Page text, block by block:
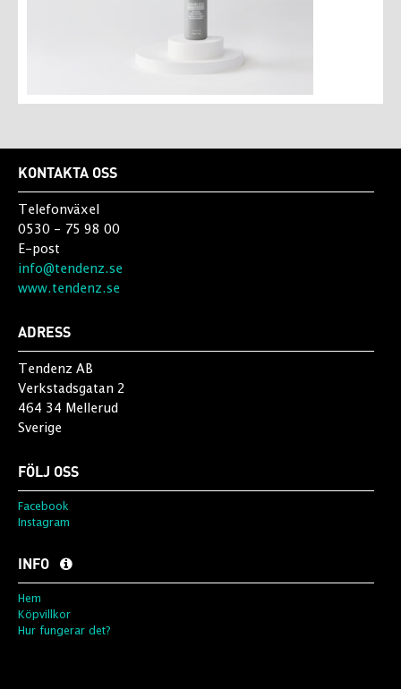
KONTAKTA OSS
Telefonväxel
0530 - 75 98 00
E-post
info@tendenz.se
www.tendenz.se
ADRESS
Tendenz AB
Verkstadsgatan 2
464 34 Mellerud
Sverige
FÖLJ OSS
Facebook
Instagram
INFO
Hem
Köpvillkor
Hur fungerar det?